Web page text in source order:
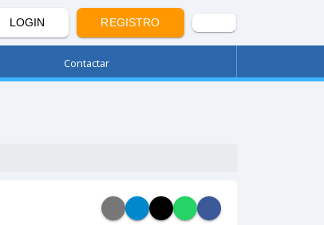
LOGIN REGISTRO
Contactar